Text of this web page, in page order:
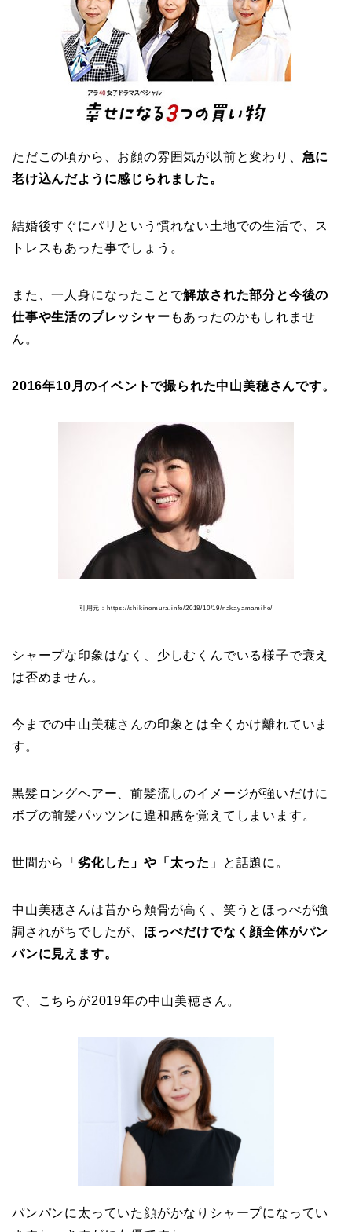
ただこの頃から、お顔の雰囲気が以前と変わり、 急に
老け込んだように感じられました。
結婚後すぐにパリという慣れない土地での生活で、ス
トレスもあった事でしょう。
また、一人身になったことで解放された部分と今後の
仕事や生活のプレッシャー もあったのかもしれませ
ん。
2016年10月のイベントで撮られた中山美穂さんです。
引用元：https://shikinomura.info/2018/10/19/nakayamamiho/
シャープな印象はなく、少しむくんでいる様子で衰え
は否めません。
今までの中山美穂さんの印象とは全くかけ離れていま
す。
黒髪ロングヘアー、前髪流しのイメージが強いだけに
ボブの前髪パッツンに違和感を覚えてしまいます。
世間から「 劣化した」や「太った 」と話題に。
中山美穂さんは昔から頬骨が高く、笑うとほっぺが強
調されがちでしたが、 ほっぺだけでなく顔全体がパン
パンに見えます。
で、こちらが2019年の中山美穂さん。
パンパンに太っていた顔がかなりシャープになってい